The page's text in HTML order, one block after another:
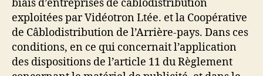
biais d’entreprises de câblodistribution
exploitées par Vidéotron Ltée. et la Coopérative
de Câblodistribution de l’Arrière-pays. Dans ces
conditions, en ce qui concernait l’application
des dispositions de l’article 11 du Règlement